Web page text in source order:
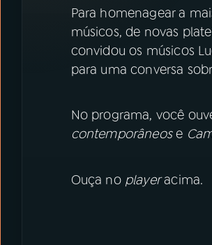
Instagram X
Para homenagear a
músicos, de novas
convidou os músicos
para uma conversa
No programa, você
contemporâneose
Ouça no playeracima.